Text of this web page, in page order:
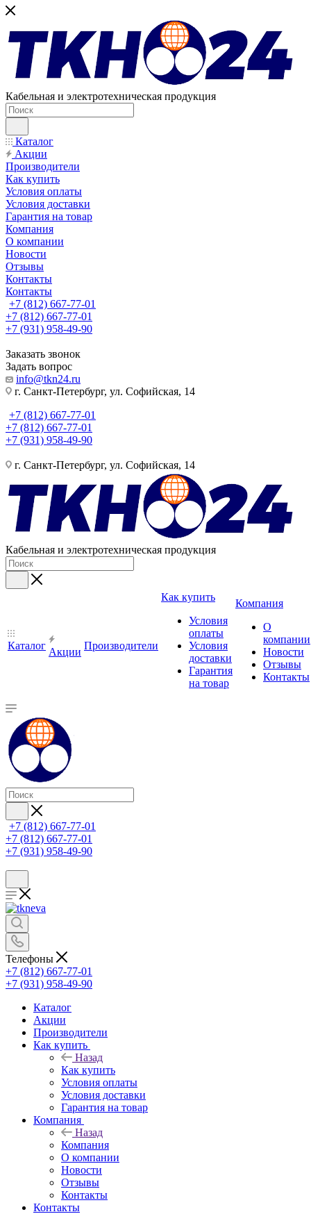
Кабельная и электротехническая продукция
Каталог
Акции
Производители
Как купить
Условия оплаты
Условия доставки
Гарантия на товар
Компания
О компании
Новости
Отзывы
Контакты
Контакты
+7 (812) 667-77-01
+7 (812) 667-77-01
+7 (931) 958-49-90
Заказать звонок
Задать вопрос
info@tkn24.ru
г. Санкт-Петербург, ул. Софийская, 14
+7 (812) 667-77-01
+7 (812) 667-77-01
+7 (931) 958-49-90
г. Санкт-Петербург, ул. Софийская, 14
Кабельная и электротехническая продукция
Каталог
Акции
Производители
Как купить
Условия
оплаты
Условия
доставки
Гарантия
на товар
Компания
О
компании
Новости
Отзывы
Контакты
+7 (812) 667-77-01
+7 (812) 667-77-01
+7 (931) 958-49-90
Телефоны
+7 (812) 667-77-01
+7 (931) 958-49-90
Каталог
Акции
Производители
Как купить
Назад
Как купить
Условия оплаты
Условия доставки
Гарантия на товар
Компания
Назад
Компания
О компании
Новости
Отзывы
Контакты
Контакты